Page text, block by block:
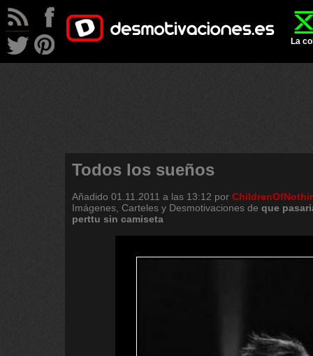
La
Todos los sueños
Añadido 01.11.2011 a las 13:12 por
Imágenes, Carteles y Desmotivaciones de que
perttu sin camiseta